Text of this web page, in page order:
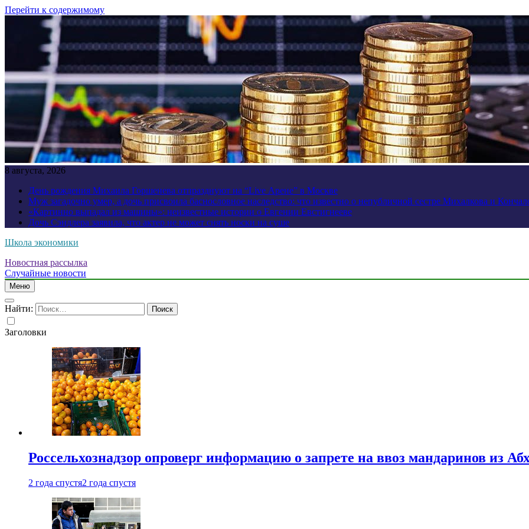
Перейти к содержимому
8 августа, 2026
День рождения Михаила Горшенева отпразднуют на “Live Арене” в Москве
Муж загадочно умер, а дочь присвоила баснословное наследство: что известно о непубличной сестре Михалкова и
«Картинно выпадал из машины»: неизвестные истории о Евгении Евстигнееве
Дочь Сэндлера заявила, что актер не может снять носки на суше
Школа экономики
Новостная рассылка
Случайные новости
Меню
Найти:
Заголовки
Россельхознадзор опроверг информацию о запрете на ввоз мандаринов из
2 года спустя2 года спустя